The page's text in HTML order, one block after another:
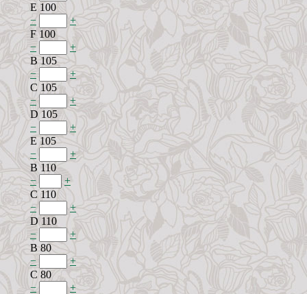
E 100
−
+
F 100
−
+
B 105
−
+
C 105
−
+
D 105
−
+
E 105
−
+
B 110
−
+
C 110
−
+
D 110
−
+
B 80
−
+
C 80
−
+